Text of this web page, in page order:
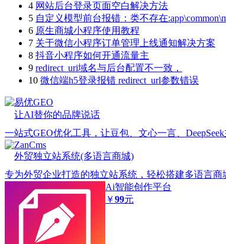
4 网站后台登录页面空白解决方法
5 自定义模型前台报错：类不存在
6 原生商城小程序使用教程
7 关于微信小程序订单管理上线通知解决方案
8 抖音小程序如何开通流量主
9 redirect_uri域名与后台配置不一致，
10 微信端h5登录报错 redirect_url参数错误
易优GEO
让AI替你的品牌说话
一站式GEO优化工具，让豆包、文心一言、
ZanCms
外贸独立站系统(多语言商城)
专为外贸企业打造的独立站系统，轻松搭建多语言商
Ai智能创作平台
￥99元